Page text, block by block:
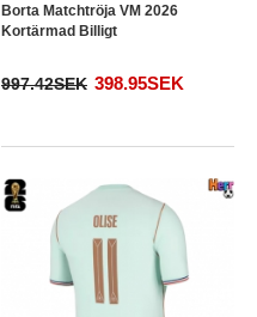
Borta Matchtröja VM 2026
Kortärmad Billigt
997.42SEK 398.95SEK